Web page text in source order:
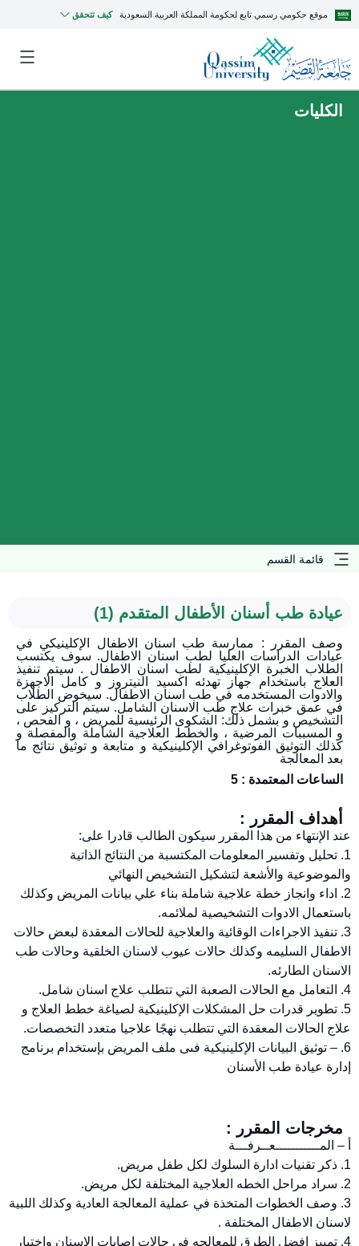
موقع حكومي رسمي تابع لحكومة المملكة العربية السعودية كيف تتحقق
الكليات
قائمة القسم
عيادة طب أسنان الأطفال المتقدم (1)
وصف المقرر : ممارسة طب اسنان الاطفال الإكلينيكي في
عيادات الدراسات العليا لطب اسنان الاطفال. سوف يكتسب
الطلاب الخبرة الإكلينيكية لطب اسنان الاطفال . سيتم تنفيذ
العلاج باستخدام جهاز تهدئه اكسيد النيتروز و كامل الاجهزة
والادوات المستخدمه في طب اسنان الاطفال. سيخوض الطلاب
في عمق خبرات علاج طب الاسنان الشامل. سيتم التركيز على
التشخيص و بشمل ذلك: الشكوى الرئيسية للمريض ، و الفحص ،
و المسببات المرضية ، والخطط العلاجية الشاملة والمفصلة و
كذلك التوثيق الفوتوغرافي الإكلينيكية و متابعة و توثيق نتائج ما
بعد المعالجة
الساعات المعتمدة : 5
أهداف المقرر :
عند الإنتهاء من هذا المقرر سيكون الطالب قادرا على:
1. تحليل وتفسير المعلومات المكتسبة من النتائج الذاتية
والموضوعية والأشعة لتشكيل التشخيص النهائي
2. اداء وانجاز خطة علاجية شاملة بناء علي بيانات المريض وكذلك
باستعمال الادوات التشخيصية لملائمه.
3. تنفيذ الاجراءات الوقائية والعلاجية للحالات المعقدة لبعض حالات
الاطفال السليمه وكذلك حالات عيوب لاسنان الخلقية وحالات طب
الاسنان الطارئه.
4. التعامل مع الحالات الصعبة التي تتطلب علاج اسنان شامل.
5. تطوير قدرات حل المشكلات الإكلينيكية لصياغة خطط العلاج و
علاج الحالات المعقدة التي تتطلب نهجًا علاجيا متعدد التخصصات.
6. – توثيق البيانات الإكلينيكية فىى ملف المريض بإستخدام برنامج
إدارة عيادة طب الأسنان
مخرجات المقرر :
أ – المـــــــــــعــرفـــة
1. ذكر تقنيات ادارة السلوك لكل طفل مريض.
2. سراد مراحل الخطه العلاجية المختلفة لكل مريض.
3. وصف الخطوات المتخذة في عملية المعالجة العادية وكذلك اللبية
لاسنان الاطفال المختلفة .
4. تمييز افضل الطرق للمعالجه في حالات اصابات الاسنان واختيار